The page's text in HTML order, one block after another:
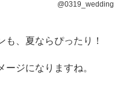
@0319_wedding
も、夏ならぴったり！
ジになりますね。